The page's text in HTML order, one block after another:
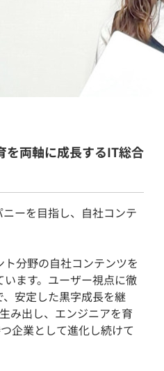
を両軸に成長するIT総合
ーを目指し、自社コンテ
分野の自社コンテンツを
ます。ユーザー視点に徹
安定した黒字成長を継
み出し、エンジニアを育
企業として進化し続けて